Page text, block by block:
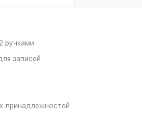
ручками
записей
принадлежностей